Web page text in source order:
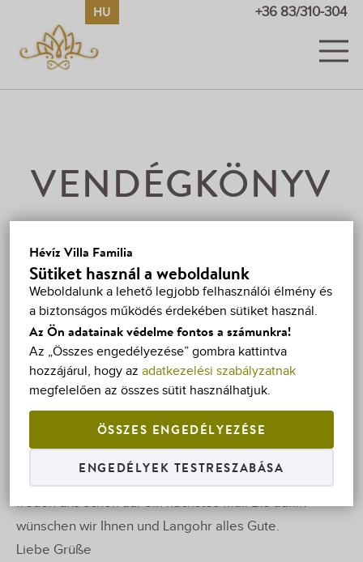
Hévíz Villa Familia
Sütiket használ a weboldalunk
Weboldalunk a lehető legjobb felhasználói élmény és
a biztonságos működés érdekében sütiket használ.
Az Ön adatainak védelme fontos a számunkra!
Az „Összes engedélyezése” gombra kattintva
hozzájárul, hogy az adatkezelési szabályzatnak
megfelelően az összes sütit használhatjuk.
ÖSSZES ENGEDÉLYEZÉSE
ENGEDÉLYEK TESTRESZABÁSA
+36 83/310-304
HU
AKCIÓK
HÉVÍZ
TÉRKÉP
KAPCSOLAT
VENDÉGKÖNYV
egy értékelést, őszinte véleményt
tart! Jöjjön el hozzánk és tapasztalja meg
személyesen is az alábbi élménybeszámolókat!
21 HOZZÁSZÓLÁS
Petra und Max Bartsch
2019 február 12, kedd
freuen uns schon auf ein nächstes mal. Bis dahin
wünschen wir Ihnen und Langohr alles Gute.
Liebe Grüße